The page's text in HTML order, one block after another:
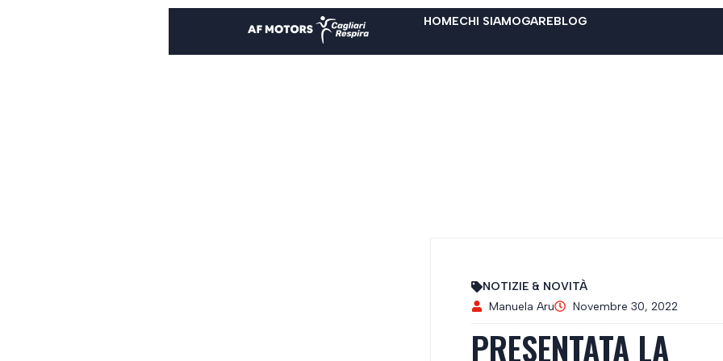
HOMECHI SIAMOGAREBLOG
NOTIZIE & NOVITÀ
Manuela Aru
Novembre 30, 2022
PRESENTATA LA